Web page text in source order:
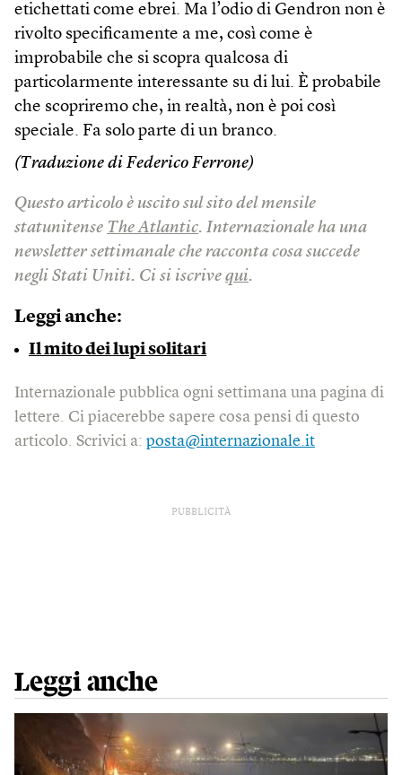
etichettati come ebrei. Ma l’odio di Gendron non è
rivolto specificamente a me, così come è
improbabile che si scopra qualcosa di
particolarmente interessante su di lui. È probabile
che scopriremo che, in realtà, non è poi così
speciale. Fa solo parte di un branco.
(Traduzione di Federico Ferrone)
Questo articolo è uscito sul sito del mensile
statunitense The Atlantic. Internazionale ha una
newsletter settimanale che racconta cosa succede
negli Stati Uniti. Ci si iscrive qui.
Leggi anche:
Il mito dei lupi solitari
Internazionale pubblica ogni settimana una pagina di
lettere. Ci piacerebbe sapere cosa pensi di questo
articolo. Scrivici a: posta@internazionale.it
PUBBLICITÀ
Leggi anche